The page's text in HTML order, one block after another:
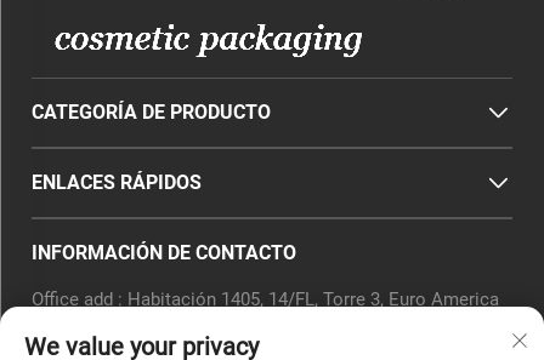
CATEGORÍA DE PRODUCTO
ENLACES RÁPIDOS
INFORMACIÓN DE CONTACTO
Office add : Habitación 1405, 14/FL, Torre 3, Euro America
Hangzhou, Provincia de Zhejiang, China.
We value your privacy